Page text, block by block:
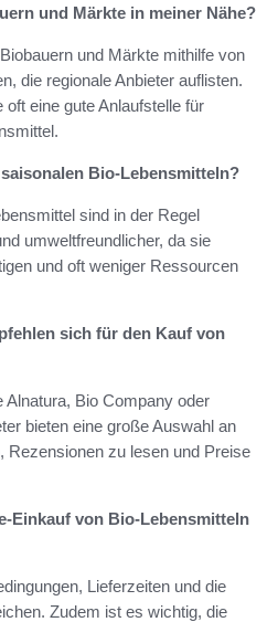
und Märkte in meiner Nähe?
und Märkte mithilfe von
die regionale Anbieter auflisten.
eine gute Anlaufstelle für
Bio-Lebensmitteln?
sind in der Regel
umweltfreundlicher, da sie
und oft weniger Ressourcen
sich für den Kauf von
Bio Company oder
bieten eine große Auswahl an
Rezensionen zu lesen und Preise
Einkauf von Bio-Lebensmitteln
Lieferzeiten und die
Zudem ist es wichtig, die